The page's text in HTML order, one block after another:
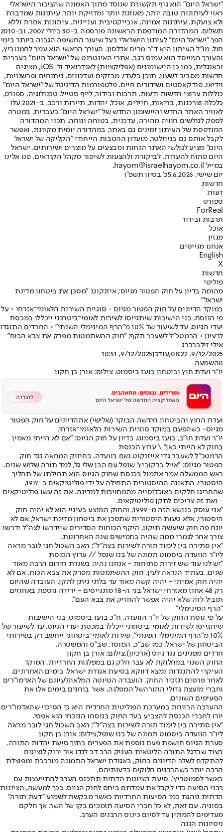
"ישראל היום" הוא גוף תקשורת שנוסד מתוך האמונה שהציבור הישראלי
ראוי לעיתונות טובה יותר, מאוזנת יותר ומדויקת יותר. עיתונות שמדברת
ולא צועקת. עיתונות אמינה, אובייקטיבית ועניינית. עיתונות אחרת וללא
תשלום. המהדורה המודפסת הראשונה פורסמה ב-30 ביולי 2007, וב-2010
הפך "ישראל היום" לעיתון הישראלי בעל שיעור החשיפה הגבוה ביותר בימי
חול. מו"ל העיתון היא ד"ר מרים אדלסון. העורך הראשי הוא עמר לחמנוביץ,
והעורך המייסד הוא עמוס רגב. אתרי האינטרנט של "ישראל היום" בעברית
ובאנגלית, כמו כן היישומונים (אפליקציות) לאנדרואיד ול-iOS, מציגים
חדשות מסביב לשעון, תוכן בלעדי, מבזקים ועדכונים, ניתוחים ופרשנויות,
וידיאו, פודקאסטים ושידורים חיים. פלטפורמות הדיגיטל של "ישראל היום"
כוללות ערוצי חדשות ודעות, תרבות ובידור, לייף סטייל, טכנולוגיה, ספורט,
כלכלה וצרכנות, בריאות, חיילים, אוכל, יהדות, תיירות ורכב. ב-2021 עלו
לאוויר האתר החדש והיישומון החדש של "ישראל היום" בעברית, במטרה
לספק לגולשים חוויה מהירה, עדכנית, בטוחה ונוחה. תכני המהדורה
המודפסת של העיתון זמינים גם באתר, במהדורה יומית מקוונת, ואפשר
לקבל אותם גם בניוזלטר. מועדון ההטבות הייחודי "הקליקה של ישראל
היום" מציע לגולשי האתר הנחות ומבצעים על מוצרים ושירותים. ישראל
היום פתוח להערות, לביקורת ולהצעות לשיפור מקהל הקוראים. פנו אלינו
במייל hayom@israelhayom.co.il.
יום שישי, 5.6.2026
כ' בסיון תשפ"ו
חדשות
דעות
ספורט
ForReal
תרבות ובידור
אוכל
מגזין
אנחנו מגייסים
English
X
חדשות
פוליטי
מהומה בדיון על חוק הפטור מגיוס; איזנקוט: "מסכן את ביטחון מדינת
ישראל"
במוקד הדיונים על חוק הפטור מגיוס - סוגיית השירות הלאומי־אזרחי • על
פי הנוסח, בני הישיבות שיתגייסו לשירות לאומי־ביטחוני ייכללו במכסת
יעדי הגיוס, עד לשיעור של 10% מ"הרף המינימלי השנתי" • החרדים התנגדו
לרעיון • הרמטכ"ל לשעבר תקף: "חוק ההשתמטות מפרק את צבא הכוח"
אילי זילברברג
9/12/2025, 08:22
,עודכן9/12/2025, 10:51
0השמעה
יו"ר ועדת חוץ וביטחון בועז ביסמוט. צילום: אורן בן חקון
ועדת החוץ והביטחון חידשה הבוקר (שלישי) אתהדיונים על חוק הפטור
מגיוס- כשהפעם במוקד סוגיית השירות הלאומי־אזרחי.
יו"ר ועדת חו"ב, בועז ביסמוט, בדיון על חוק הגיוס: "אם לא הייתי מאמין
בחוק לא הייתי כאן" \ ערוץ הכנסת
הרמטכ"ל לשעבר גדי אייזנקוט נאם בוועדה, בחיזוק המחאה נגד חוק
הפטור מגיוס: ״אייל ברקוביץ׳ שנפל עם הבן שלי גל, למד תורה שלוש שנים.
ראש הממשלה אמר אתמול בכנסת שחוק הגיוס הוא תחילתו של תהליך
היסטורי. התאונה ההיסטורית התחילה על ידי פוליטיקאים ב-1977,
שהחריגו חלקים באוכלוסייה מהמחויבות למדינה. את זה עשו פוליטיקאים
- ואת זה צריכים לתקן פוליטיקאים.
"אני עוסק בנושא הזה מ-1999, והחוק המוצע בעיניי הוא לא יהיה חוק
היסטורי, אלא טעות היסטורית שתסכן את ביטחון מדינת ישראל, אם לא
יונח פה חוק שיעשה תיקון. היקף הכוחות הסדירים שיידרשו לצה״ל ידרשו
צורך אחר לגמרי ממה שהיה בחמישים שנה האחרונות.
"אין סתירה בין לימוד תורה לשירות בצה״ל": האב השכול חגי לובר מראה
ליו"ר הוועדה ביסמוט תמונה של בנו שנפל // ערוץ הכנסת
"יש לנו עוד שש זירות פתוחות - אנחנו נהיה בשגרת חירום הרבה מאוד
שנים, בעתיד הנראה לעין. חוק ההשתמטות מפרק את צבא הכוח, אם לא
יהיה חוק אמיתי - יהיה קשה מאוד עד בלתי ניתן לתקן. העובדה שהיום
רק 48 אחוז מאזרחי ישראל בני ה-18 מתגייסים - ירידה נוספת באחוזים
תוביל לזה שלא יהיה אפשר להחזיק את צבא העם״.
"הרף המינימלי"
על פי נוסח החוק של יו"ר הוועדה, ח"כ בועז ביסמוט, בני הישיבות
שיתגייסו לשירות לאומי־ביטחוני ייכללו במכסת יעדי הגיוס, עד לשיעור של
10% מ"הרף המינימלי השנתי". שירות לאומי־ביטחוני ייחשב רק בשירותי
הביטחון של ישראל, כמו שב"כ, המוסד, שב"ס והמשטרה.
חרדים מפגינים נגד גיוס (ארכיון),צילום: אורן בן חקון
החוק השנוי במחלוקת לא עבר חלק גם במפלגות החרדיות. המוקד
העיקרי להתנגדות נמצא דווקא בסיעת אגודת ישראל. בימים האחרונים,
לאחר פרסום תזכיר החוק, הועברה הטיוטה המלאהלעיונם של האדמו"רים
וחברי מועצת גדולי התורהשל המפלגה, אשר בוחנים בימים אלו את
הסעיפים השונים.
ההערכה הרווחת במערכת הפוליטית החרדית היא כי הסיכוי שהאדמו"רים
יורו לחברי הכנסת להצביע בעד החוק בנוסחו הנוכחי הוא אפסי.
"אין סתירה בין לימוד תורה לשירות בצה״ל": האב השכול חגי לובר מראה
ליו"ר הוועדה ביסמוט תמונה של בנו שנפל,צילום: אורן בן חקון
סערת הגיוס חושפת פעם נוספת את הפערים בתוך סיעת יהדות התורה.
בעוד שבדגל התורה הליטאית העניק הרב דב לנדו אור ירוק לנציגים
להתקדם לשלב הדיונים בחוק, באגודת ישראל התמונה מורכבת ומפוצלת
הרבה יותר כשהרבנים חלוקים בדעותיהם.
באשר לסמוטריץ׳, סיעת הציונות הדתית תתכנס הערב להתייעצות עם
רבני הסיעה כדי לקבל את עמדתם ביחס לחוק הגיוס. בכך למעשה, הציונות
הדתית נוהגת כמו הסיעות החרדיות כאשר מבקשת לשמוע "דעת תורה"
בסוגיה. עם זאת, לא כל חברי הסיעה תומכים בקו של השר, אך חלקם
מעדיפים להמתין עד לסיום כינוס הרבנים הערב.
ניסיונות הגנה